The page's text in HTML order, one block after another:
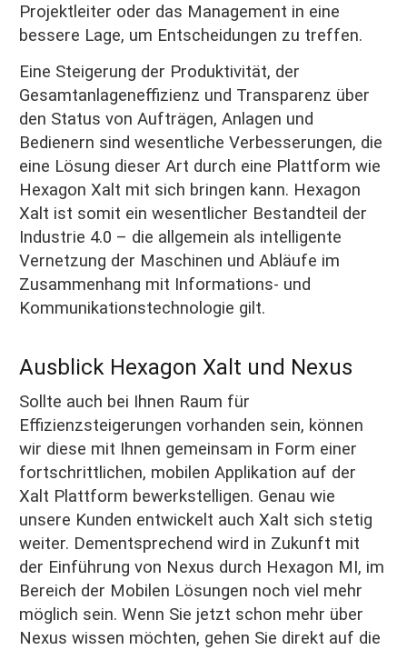
Projektleiter oder das Management in eine
bessere Lage, um Entscheidungen zu treffen.
Eine Steigerung der Produktivität, der
Gesamtanlageneffizienz und Transparenz über
den Status von Aufträgen, Anlagen und
Bedienern sind wesentliche Verbesserungen, die
eine Lösung dieser Art durch eine Plattform wie
Hexagon Xalt mit sich bringen kann. Hexagon
Xalt ist somit ein wesentlicher Bestandteil der
Industrie 4.0 – die allgemein als intelligente
Vernetzung der Maschinen und Abläufe im
Zusammenhang mit Informations- und
Kommunikationstechnologie gilt.
Ausblick Hexagon Xalt und Nexus
Sollte auch bei Ihnen Raum für
Effizienzsteigerungen vorhanden sein, können
wir diese mit Ihnen gemeinsam in Form einer
fortschrittlichen, mobilen Applikation auf der
Xalt Plattform bewerkstelligen. Genau wie
unsere Kunden entwickelt auch Xalt sich stetig
weiter. Dementsprechend wird in Zukunft mit
der Einführung von Nexus durch Hexagon MI, im
Bereich der Mobilen Lösungen noch viel mehr
möglich sein. Wenn Sie jetzt schon mehr über
Nexus wissen möchten, gehen Sie direkt auf die